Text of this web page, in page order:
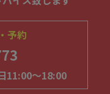
予約
11:00～18:00